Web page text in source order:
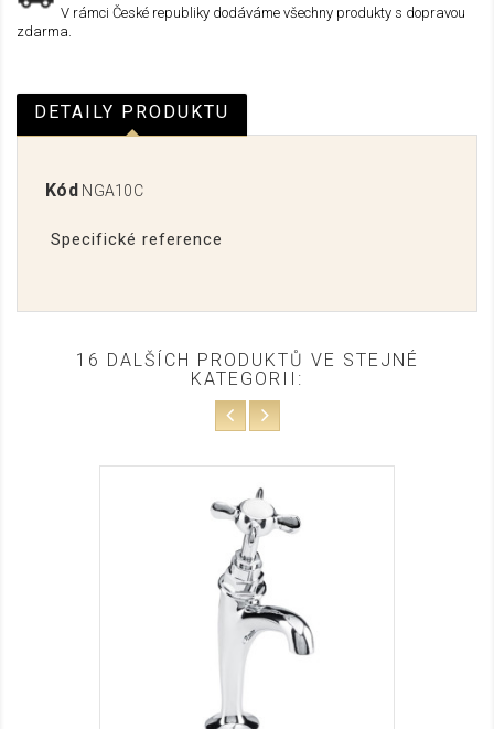
V rámci České republiky dodáváme všechny produkty s dopravou
zdarma.
DETAILY PRODUKTU
Kód NGA10C
Specifické reference
16 DALŠÍCH PRODUKTŮ VE STEJNÉ
KATEGORII: